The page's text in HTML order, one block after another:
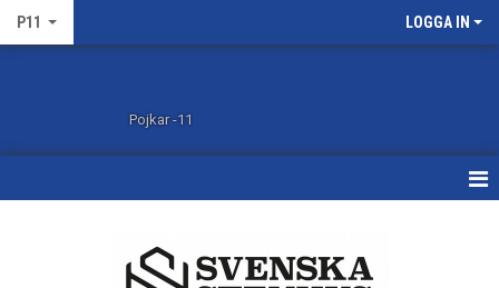
P11 LOGGA IN
Pojkar -11